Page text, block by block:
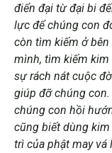
điển đại từ đại bi
lực để chúng con
còn tìm kiếm ở
mình, tìm kiếm kim
sự rách nát cuộc
giúp đỡ chúng
chúng con hồi
cũng biết dùng
trì của phật may vá